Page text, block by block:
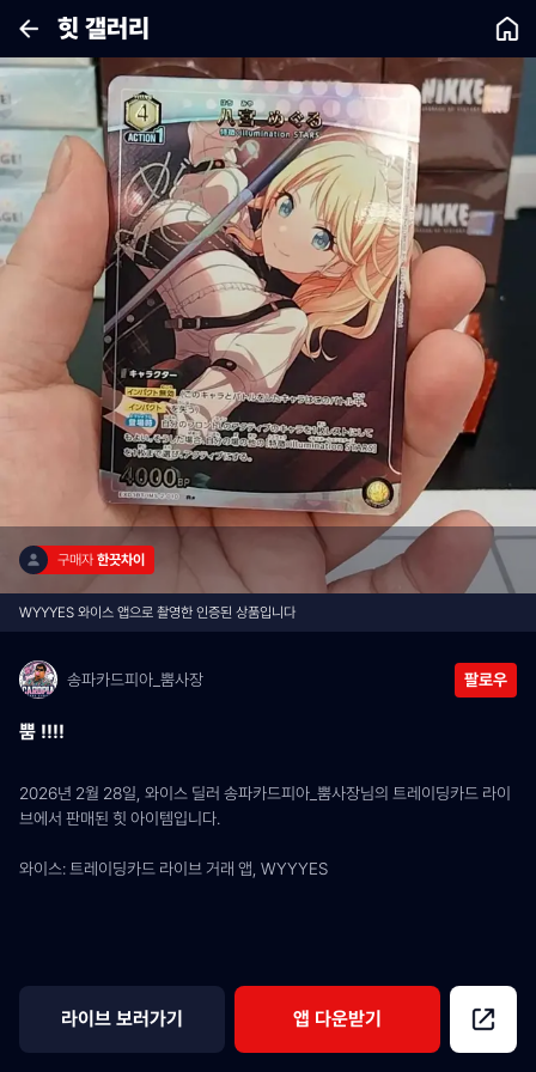
힛 갤러리
구매자 한끗차이
WYYYES 와이스 앱으로 촬영한 인증된 상품입니다
송파카드피아_뿜사장 팔로우
뿜 !!!!
2026년 2월 28일, 와이스 딜러 송파카드피아_뿜사장님의 트레이딩카드 라이
브에서 판매된 힛 아이템입니다.
와이스: 트레이딩카드 라이브 거래 앱, WYYYES
라이브 보러가기 앱 다운받기